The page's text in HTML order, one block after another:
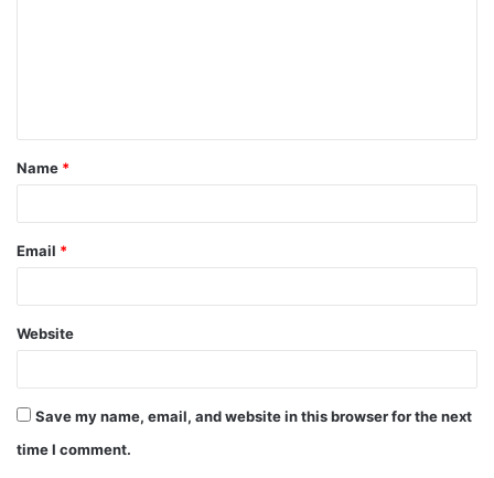
t
*
Name *
Email *
Website
Save my name, email, and website in this browser for the next
time I comment.